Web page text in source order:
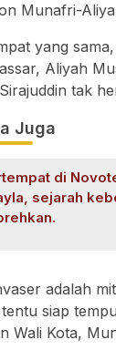
Munafri-
yang
Aliyah
tak
Juga
di
sejarah
adalah
siap
Wali Kota,